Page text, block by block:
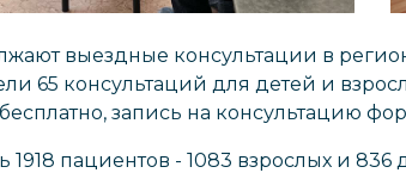
выездные консультации в
65 консультаций для детей и
запись на консультацию
1918 пациентов - 1083 взрослых и